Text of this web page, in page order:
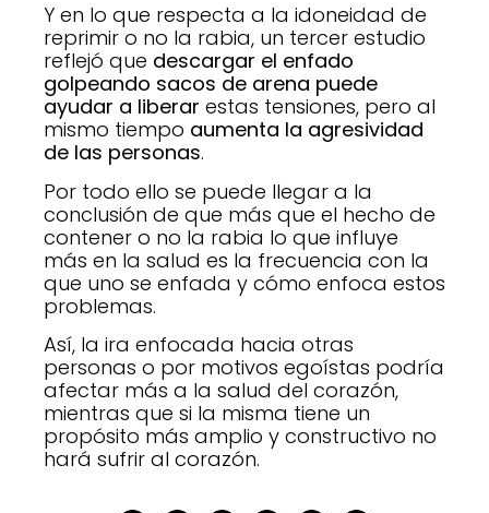
Y en lo que respecta a la idoneidad de
reprimir o no la rabia, un tercer estudio
reflejó que descargar el enfado
golpeando sacos de arena puede
ayudar a liberar estas tensiones, pero al
mismo tiempo aumenta la agresividad
de las personas.
Por todo ello se puede llegar a la
conclusión de que más que el hecho de
contener o no la rabia lo que influye
más en la salud es la frecuencia con la
que uno se enfada y cómo enfoca estos
problemas.
Así, la ira enfocada hacia otras
personas o por motivos egoístas podría
afectar más a la salud del corazón,
mientras que si la misma tiene un
propósito más amplio y constructivo no
hará sufrir al corazón.